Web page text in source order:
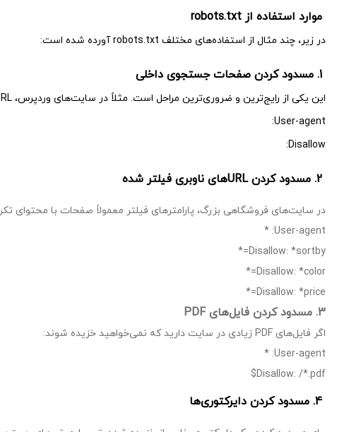
موارد استفاده از robots.txt
در زیر، چند مثال از استفاده‌های مختلف robots.txt آورده شده است:
این یکی از رایج‌ترین و ضروری‌ترین مراحل است. مثلاً در سایت‌های وردپرس، URLهای جستجوی داخلی با پارامتر "s" شناخته می‌شوند:
User-agent:
Disallow:
در سایت‌های فروشگاهی بزرگ، پارامترهای فیلتر معمولاً صفحات با محتوای
User-agent: *
Disallow: *sortby=*
Disallow: *color=*
Disallow: *price=*
3. مسدود کردن فایل‌های PDF
اگر فایل‌های PDF زیادی در سایت دارید که نمی‌خواهید خزیده شوند:
User-agent: *
Disallow: /*.pdf$